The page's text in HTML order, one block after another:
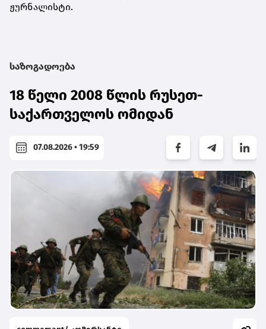
ჟურნალისტი.
საზოგადოება
18 წელი 2008 წლის რუსეთ-
საქართველოს ომიდან
07.08.2026 • 19:59